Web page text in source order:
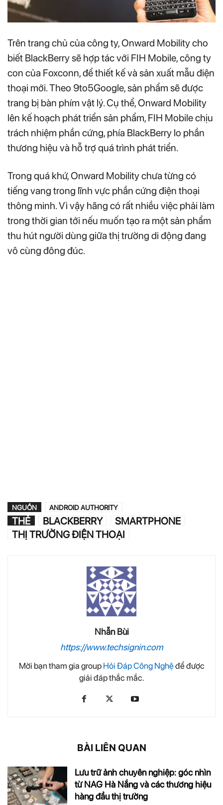
Trên trang chủ của công ty, Onward Mobility cho
biết BlackBerry sẽ hợp tác với FIH Mobile, công ty
con của Foxconn, để thiết kế và sản xuất mẫu điện
thoại mới. Theo 9to5Google, sản phẩm sẽ được
trang bị bàn phím vật lý. Cụ thể, Onward Mobility
lên kế hoạch phát triển sản phẩm, FIH Mobile chịu
trách nhiệm phần cứng, phía BlackBerry lo phần
thương hiệu và hỗ trợ quá trình phát triển.
Trong quá khứ, Onward Mobility chưa từng có
tiếng vang trong lĩnh vực phần cứng điện thoại
thông minh. Vì vậy hãng có rất nhiều việc phải làm
trong thời gian tới nếu muốn tạo ra một sản phẩm
thu hút người dùng giữa thị trường di động đang
vô cùng đông đúc.
NGUỒN ANDROID AUTHORITY
THẺ BLACKBERRY
SMARTPHONE
THỊ TRƯỜNG ĐIỆN THOẠI
Nhẫn Bùi
https://www.techsignin.com
Mời bạn tham gia group Hỏi Đáp Công Nghệđể được
giải đáp thắc mắc.
BÀI LIÊN QUAN
Lưu trữ ảnh chuyên nghiệp: góc nhìn
từ NAG Hà Nắng và các thương hiệu
hàng đầu thị trường